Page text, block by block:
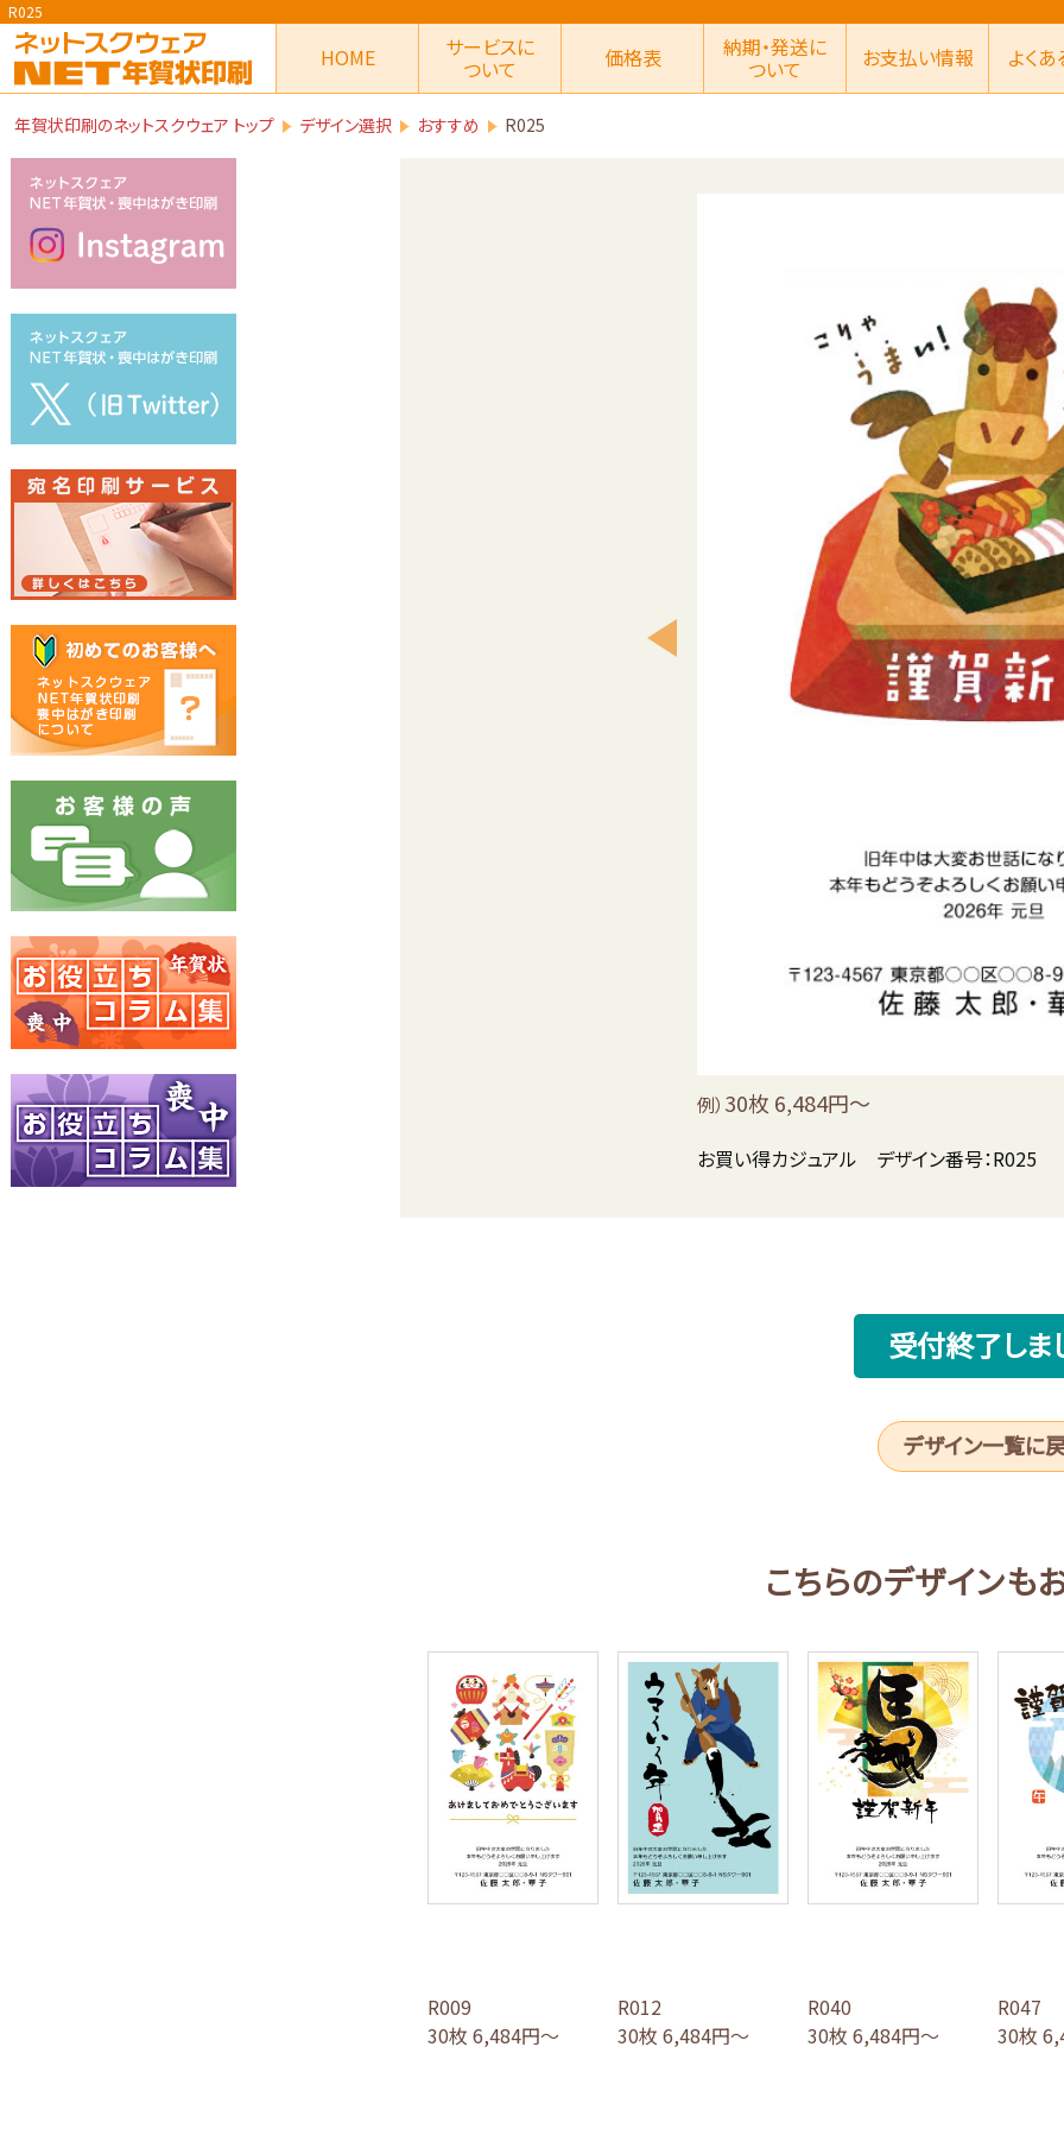
R025
HOME サービスに
ついて 価格表 納期・発送に
ついて お支払い情報 よく
年賀状印刷のネットスクウェア トップ デザイン選択 おすすめ R025
例） 30枚 6,484円～
お買い得カジュアル デザイン番号：R025
受付終了しま
デザイン一覧に
こちらのデザインも
R009
30枚 6,484円～
R012
30枚 6,484円～
R040
30枚 6,484円～
R047
30枚